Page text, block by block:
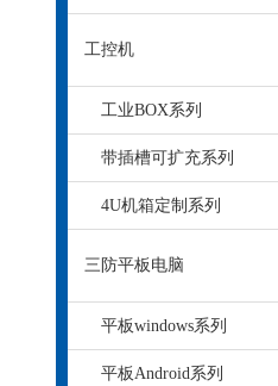
工控机
工业BOX系列
带插槽可扩充系列
4U机箱定制系列
三防平板电脑
平板windows系列
平板Android系列